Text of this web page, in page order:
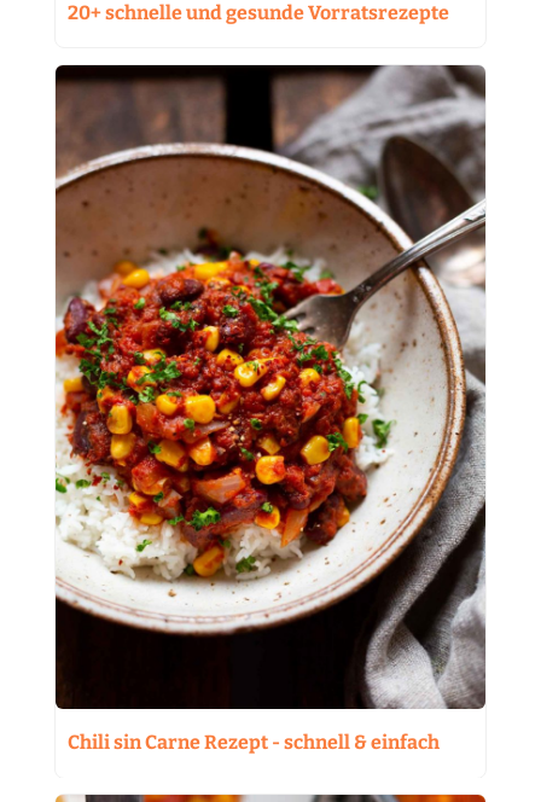
20+ schnelle und gesunde Vorratsrezepte
Chili sin Carne Rezept - schnell & einfach